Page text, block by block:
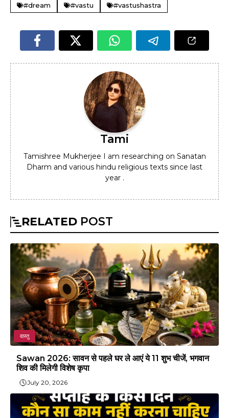
#dream #vastu #vastushastra
Tami
Tamishree Mukherjee I am researching on Sanatan
Dharm and various hindu religious texts since last
year .
RELATED POST
वास्तु
Sawan 2026: सावन से पहले घर ले आएं ये 11 शुभ चीजें, भगवान
शिव की मिलेगी विशेष कृपा
July 20, 2026